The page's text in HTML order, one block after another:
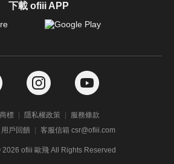
下載 ofiii APP
標 隱私權政策
服務條款
用戶回饋 客服信箱 csr@ofiii.com
2026 ofiii 歐飛 All Rights Reserved